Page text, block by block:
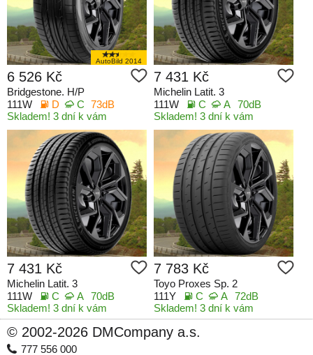
AutoBild 2014
6 526 Kč
Bridgestone. H/P
111W
D C 73dB
Skladem! 3 dní k vám
7 431 Kč
Michelin Latit. 3
111W
C A 70dB
Skladem! 3 dní k vám
7 431 Kč
Michelin Latit. 3
111W
C A 70dB
Skladem! 3 dní k vám
7 783 Kč
Toyo Proxes Sp. 2
111Y
C A 72dB
Skladem! 3 dní k vám
© 2002-2026 DMCompany a.s.
777 556 000